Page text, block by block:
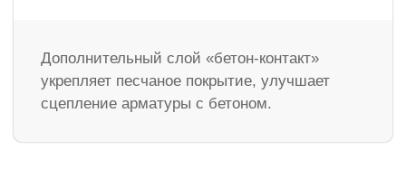
Дополнительный слой «бетон-контакт»
укрепляет песчаное покрытие, улучшает
сцепление арматуры с бетоном.